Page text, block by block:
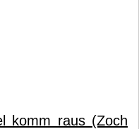
komm raus (Zoch